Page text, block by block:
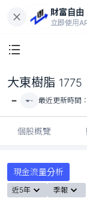
財富自由
立即使用
大東樹脂 1775
- - 最近更新時間：
個股概覽
現金流量分析
近5年 季報